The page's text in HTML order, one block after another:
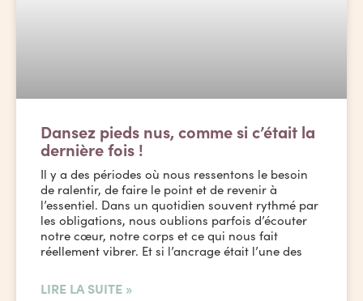
Dansez pieds nus, comme si c’était la
dernière fois !
Il y a des périodes où nous ressentons le besoin
de ralentir, de faire le point et de revenir à
l’essentiel. Dans un quotidien souvent rythmé par
les obligations, nous oublions parfois d’écouter
notre cœur, notre corps et ce qui nous fait
réellement vibrer. Et si l’ancrage était l’une des
LIRE LA SUITE »